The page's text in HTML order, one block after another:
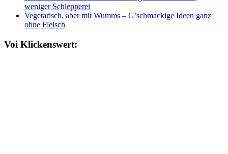
weniger Schlepperei
Vegetarisch, aber mit Wumms – G’schmackige Ideen ganz
ohne Fleisch
Voi Klickenswert: